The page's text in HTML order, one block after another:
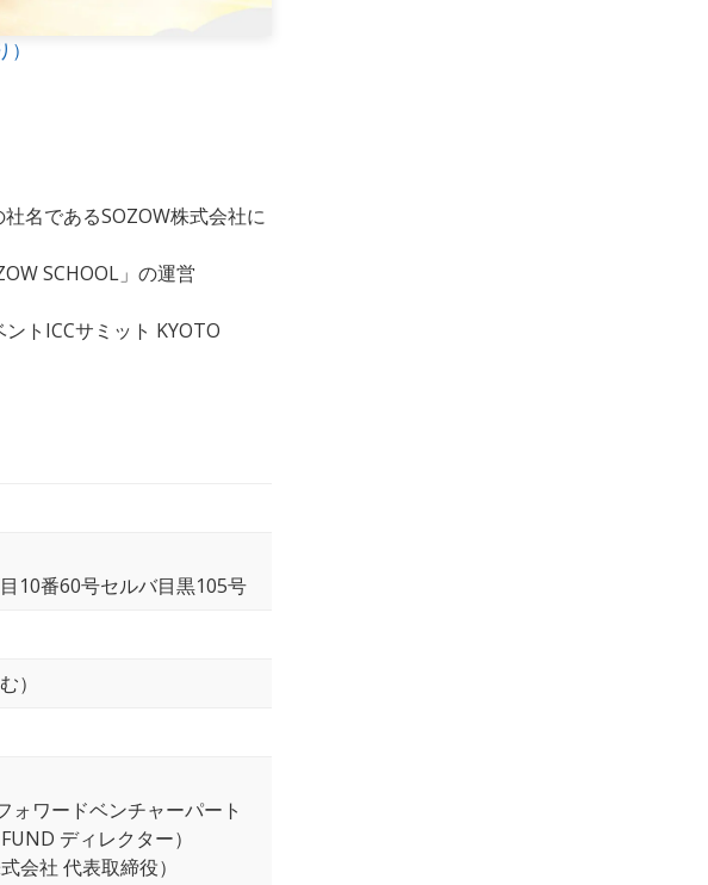
名であるSOZOW株式会社に
SCHOOL」の運営
トICCサミット KYOTO
10番60号セルバ目黒105号
）
ォワードベンチャーパート
ディレクター）
会社 代表取締役）